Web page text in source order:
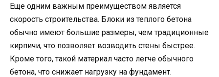
Еще одним важным преимуществом является
скорость строительства. Блоки из теплого бетона
обычно имеют большие размеры, чем традиционные
кирпичи, что позволяет возводить стены быстрее.
Кроме того, такой материал часто легче обычного
бетона, что снижает нагрузку на фундамент.